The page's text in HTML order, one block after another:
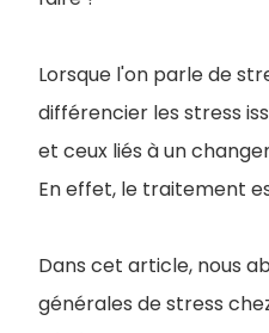
Lorsque l'on parle de
différencier les stress
et ceux liés à un
En effet, le traitement
Dans cet article, nous
générales de stress